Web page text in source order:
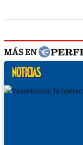
MÁS EN